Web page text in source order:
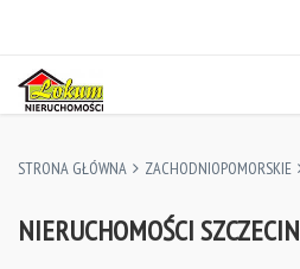
STRONA GŁÓWNA ZACHODNIOPOMORSKIE
NIERUCHOMOŚCI SZCZECIN